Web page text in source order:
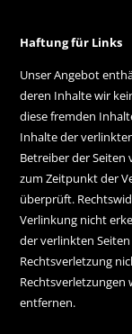
Haftung für Links
Unser Angebot
deren Inhalte wir
diese fremden
Inhalte der
Betreiber der
zum Zeitpunkt der
überprüft.
Verlinkung nicht
der verlinkten
Rechtsverletzung
Rechtsverletzungen
entfernen.